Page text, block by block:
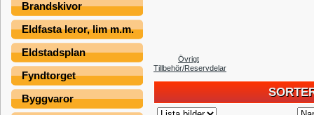
Brandskivor
Eldfasta leror, lim m.m.
Eldstadsplan
Fyndtorget
Byggvaror
Övrigt
Tillbehör/Reservdelar